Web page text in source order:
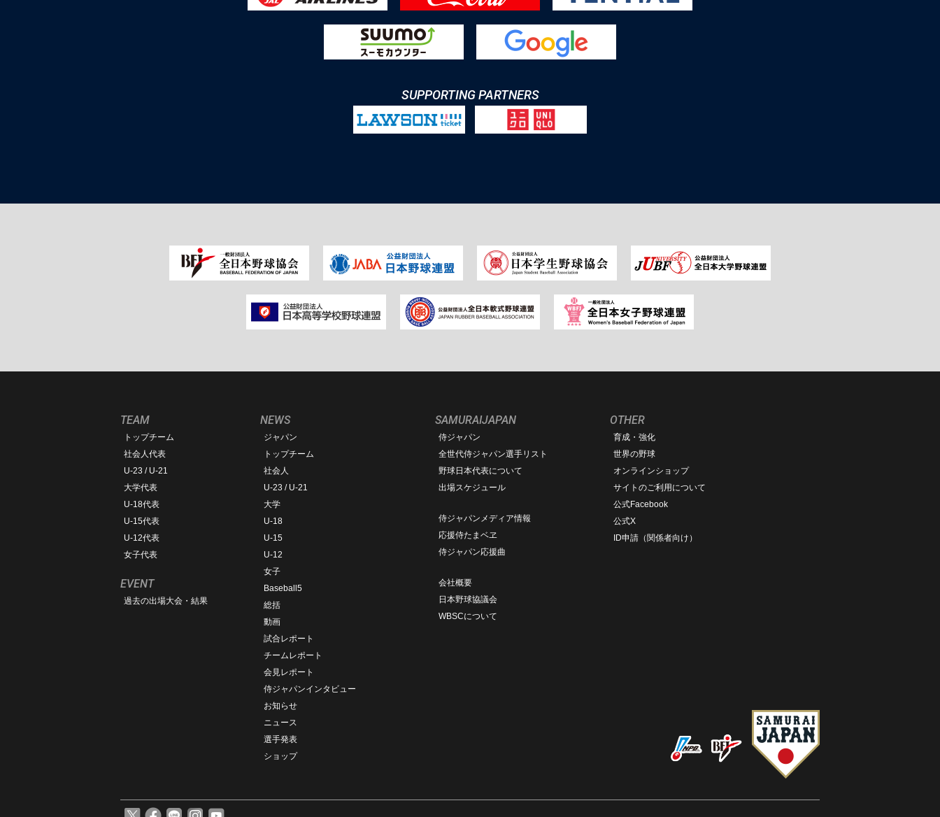
SUPPORTING PARTNERS
TEAM
トップチーム
社会人代表
U-23 / U-21
大学代表
U-18代表
U-15代表
U-12代表
女子代表
EVENT
過去の出場大会・結果
NEWS
ジャパン
トップチーム
社会人
U-23 / U-21
大学
U-18
U-15
U-12
女子
Baseball5
総括
動画
試合レポート
チームレポート
会見レポート
侍ジャパンインタビュー
お知らせ
ニュース
選手発表
ショップ
SAMURAIJAPAN
侍ジャパン
全世代侍ジャパン選手リスト
野球日本代表について
出場スケジュール
侍ジャパンメディア情報
応援侍たまベヱ
侍ジャパン応援曲
会社概要
日本野球協議会
WBSCについて
OTHER
育成・強化
世界の野球
オンラインショップ
サイトのご利用について
公式Facebook
公式X
ID申請（関係者向け）